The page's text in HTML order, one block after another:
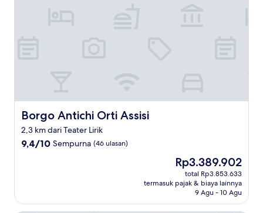
Borgo Antichi Orti Assisi
Borgo Antichi Orti Assisi
2,3 km dari Teater Lirik
9.4
9,4/10 Sempurna (46 ulasan)
Harga
sekarang
Rp3.389.902
Rp3.389.902
total Rp3.853.633
termasuk pajak & biaya lainnya
9 Agu - 10 Agu